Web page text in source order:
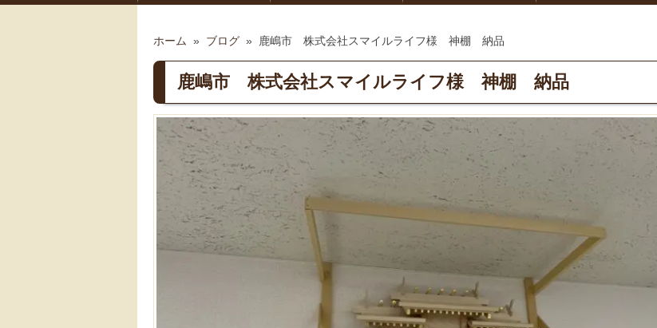
ホーム » ブログ » 鹿嶋市 株式会社スマイルライフ様 神棚 納品
鹿嶋市 株式会社スマイルライフ様 神棚 納品